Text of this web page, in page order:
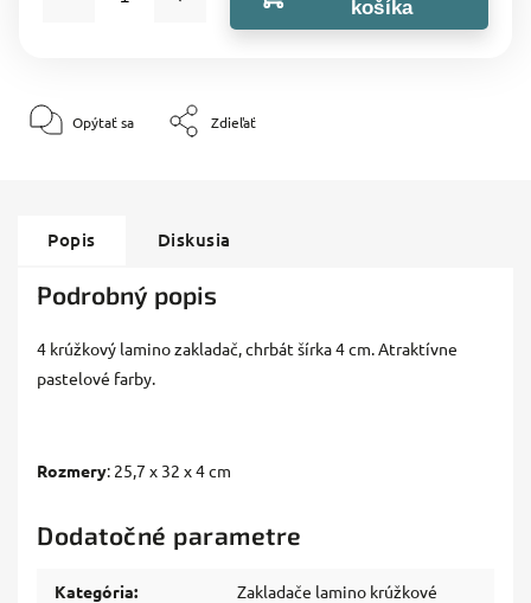
košíka
Opýtať sa Zdieľať
Popis Diskusia
Podrobný popis
4 krúžkový lamino zakladač, chrbát šírka 4 cm. Atraktívne
pastelové farby.
Rozmery: 25,7 x 32 x 4 cm
Dodatočné parametre
Kategória: Zakladače lamino krúžkové